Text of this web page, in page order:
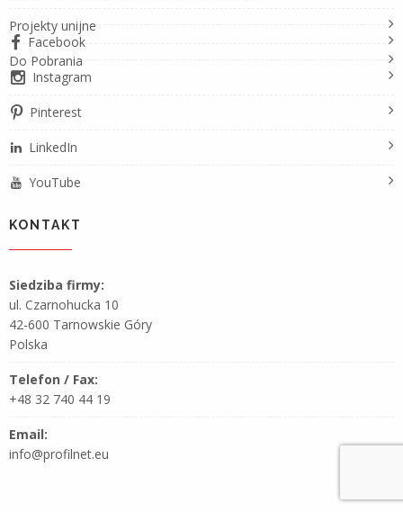
Projekty unijne
Do Pobrania
Facebook
Instagram
Pinterest
LinkedIn
YouTube
KONTAKT
Siedziba firmy:
ul. Czarnohucka 10
42-600 Tarnowskie Góry
Polska
Telefon / Fax:
+48 32 740 44 19
Email:
info@profilnet.eu